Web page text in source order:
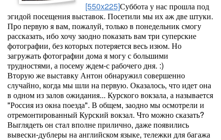
[550x225]Суббота у нас прошла под
эгидой посещения выставок. Посетили мы их аж две штуки.
Про первую я вам, пожалуй, только в понедельник смогу
рассказать, ибо хочу заодно показать вам три суперские
фотографии, без которых потеряется весь изюм. Но
загружать фотографии дома я могу с большими
трудностями, а посему ждем-с рабочего дня. :)
Вторую же выставку Антон обнаружил совершенно
случайно, когда мы шли на первую. Оказалось, что идет она
в одном из залов ожидания... Курского вокзала, а называется
"Россия из окна поезда". В общем, заодно мы осмотрели и
отремонтированный Курский вокзал. Что можно сказать?
Выглядеть он стал вполне прилично, даже появились
вывески-дублеры на английском языке, тележки для багажа